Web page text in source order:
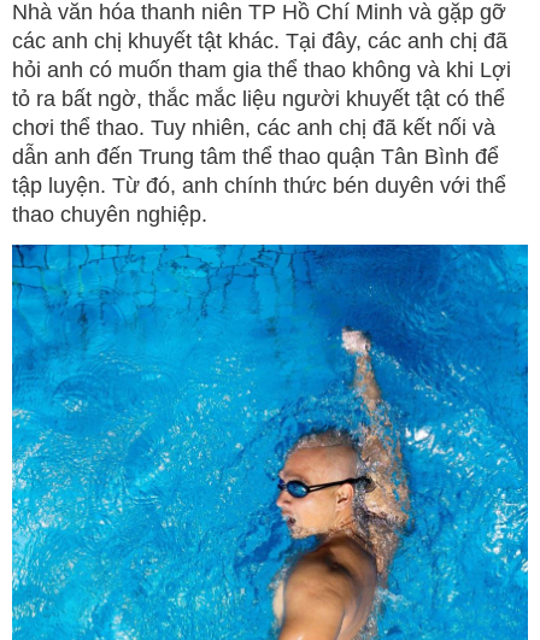
Nhà văn hóa thanh niên TP Hồ Chí Minh và gặp gỡ
các anh chị khuyết tật khác. Tại đây, các anh chị đã
hỏi anh có muốn tham gia thể thao không và khi Lợi
tỏ ra bất ngờ, thắc mắc liệu người khuyết tật có thể
chơi thể thao. Tuy nhiên, các anh chị đã kết nối và
dẫn anh đến Trung tâm thể thao quận Tân Bình để
tập luyện. Từ đó, anh chính thức bén duyên với thể
thao chuyên nghiệp.